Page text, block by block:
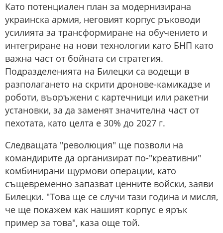
Като потенциален план за модернизирана
украинска армия, неговият корпус ръководи
усилията за трансформиране на обучението и
интегриране на нови технологии като БНП като
важна част от бойната си стратегия.
Подразделенията на Билецки са водещи в
разполагането на скрити дронове-камикадзе и
роботи, въоръжени с картечници или ракетни
установки, за да заменят значителна част от
пехотата, като целта е 30% до 2027 г.
Следващата "революция" ще позволи на
командирите да организират по-"креативни"
комбинирани щурмови операции, като
същевременно запазват ценните войски, заяви
Билецки. "Това ще се случи тази година и мисля,
че ще покажем как нашият корпус е ярък
пример за това", каза още той.